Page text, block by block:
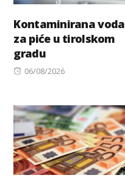
Kontaminirana voda
za piće u tirolskom
gradu
Posted
06/08/2026